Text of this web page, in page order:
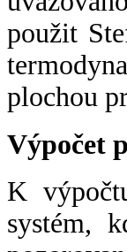
použit
plochou
Výpočet
K
systém,